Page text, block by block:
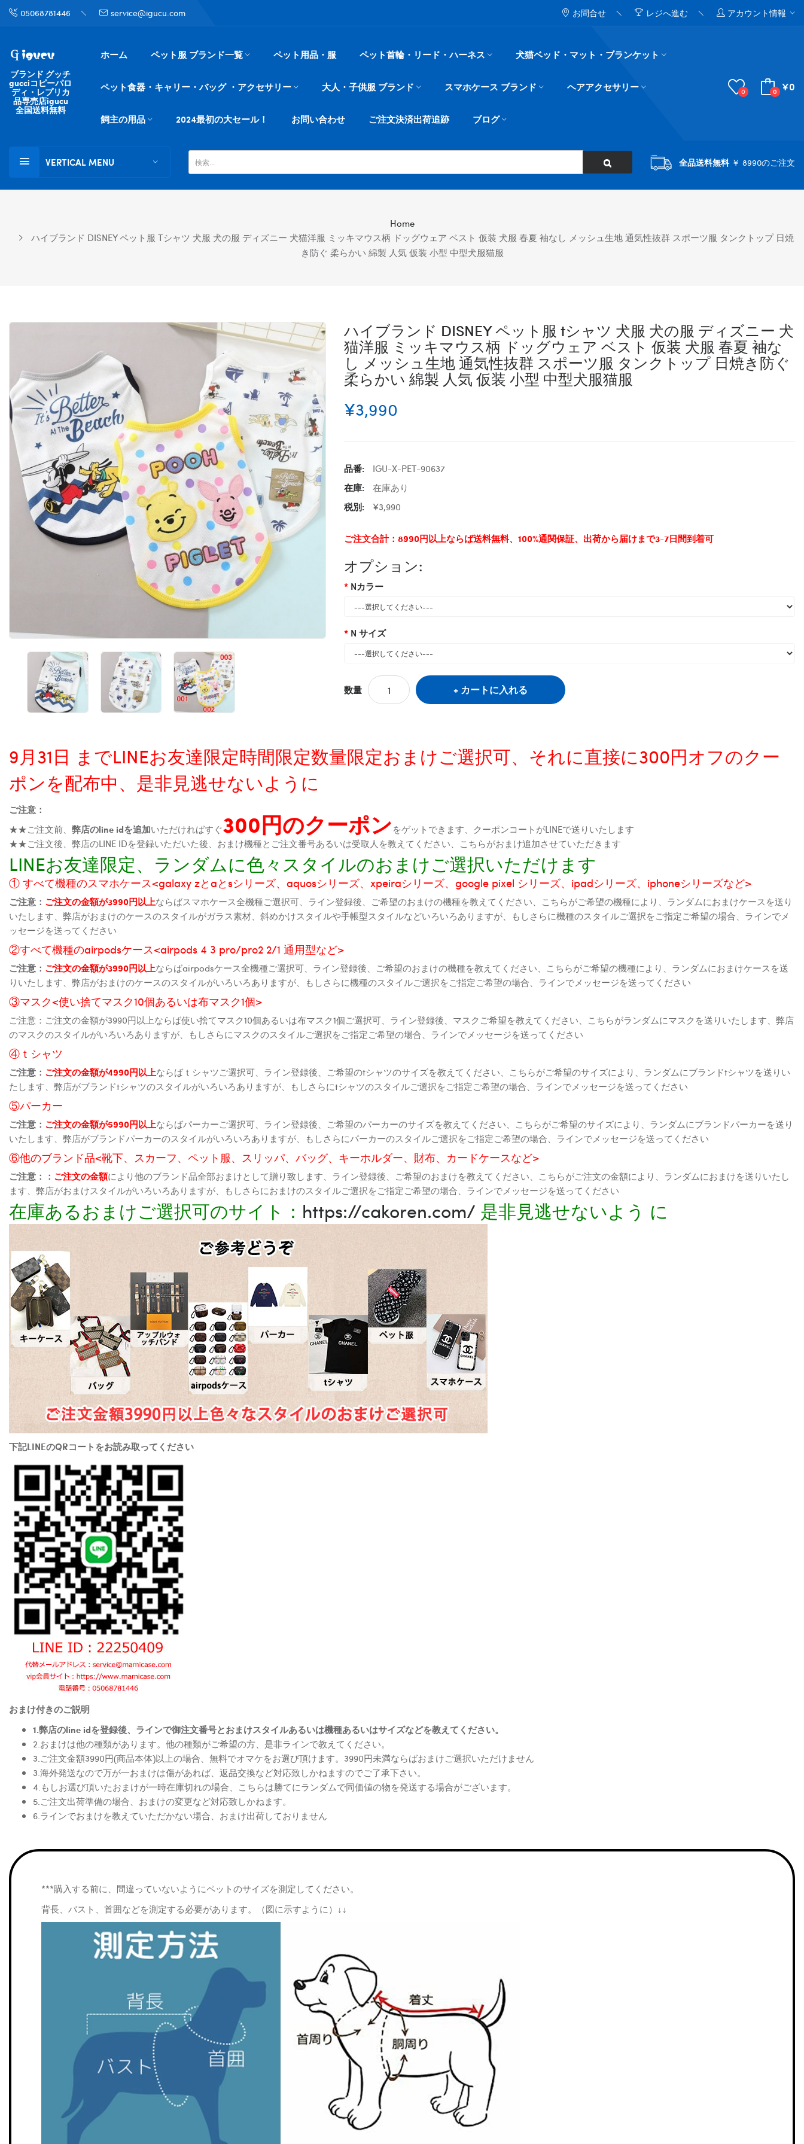
05068781446 service@igucu.com お問合せ レジへ進む アカウント情報
ブランド グッチ
gucciコピーパロ
ディ・レプリカ
品専売店igucu
全国送料無料
ホーム ペット服 ブランド一覧 ペット用品・服 ペット首輪・リード・ハーネス 犬猫ベッド・マット・ブランケット
ペット食器・キャリー・バッグ ・アクセサリー 大人・子供服 ブランド スマホケース ブランド ヘアアクセサリー
飼主の用品 2024最初の大セール！ お問い合わせ ご注文決済出荷追跡 ブログ
0 0 ¥0
VERTICAL MENU 全品送料無料￥ 8990のご注文
Home
ハイブランド DISNEY ペット服 Tシャツ 犬服 犬の服 ディズニー 犬猫洋服 ミッキマウス柄 ドッグウェア ベスト 仮装 犬服 春夏 袖なし メッシュ生地 通気性抜群 スポーツ服 タンクトップ 日焼
き防ぐ 柔らかい 綿製 人気 仮装 小型 中型犬服猫服
ハイブランド DISNEY ペット服 tシャツ 犬服 犬の服 ディズニー 犬
猫洋服 ミッキマウス柄 ドッグウェア ベスト 仮装 犬服 春夏 袖な
し メッシュ生地 通気性抜群 スポーツ服 タンクトップ 日焼き防ぐ
柔らかい 綿製 人気 仮装 小型 中型犬服猫服
¥3,990
品番:
IGU-X-PET-90637
在庫:
在庫あり
税別:
¥3,990
ご注文合計：8990円以上ならば送料無料、100%通関保証、出荷から届けまで3-7日間到着可
オプション:
Nカラー
N サイズ
数量 カートに入れる
9月31日 までLINEお友達限定時間限定数量限定おまけご選択可、それに直接に300円オフのクー
ポンを配布中、是非見逃せないように
ご注意：
★★ご注文前、 弊店のline idを追加いただければすぐ300円のクーポンをゲットできます、クーポンコートがLINEで送りいたします
★★ご注文後、弊店のLINE IDを登録いただいた後、おまけ機種とご注文番号あるいは受取人を教えてください、こちらがおまけ追加させていただきます
LINEお友達限定、ランダムに色々スタイルのおまけご選択いただけます
① すべて機種のスマホケース<galaxy zとaとsシリーズ、aquosシリーズ、xpeiraシリーズ、google pixel シリーズ、ipadシリーズ、iphoneシリーズなど>
ご注意： ご注文の金額が3990円以上ならばスマホケース全機種ご選択可、ライン登録後、ご希望のおまけの機種を教えてください、こちらがご希望の機種により、ランダムにおまけケースを送り
いたします、弊店がおまけのケースのスタイルがガラス素材、斜めかけスタイルや手帳型スタイルなどいろいろありますが、もしさらに機種のスタイルご選択をご指定ご希望の場合、ラインでメ
ッセージを送ってください
②すべて機種のairpodsケース<airpods 4 3 pro/pro2 2/1 通用型など>
ご注意： ご注文の金額が3990円以上ならばairpodsケース全機種ご選択可、ライン登録後、ご希望のおまけの機種を教えてください、こちらがご希望の機種により、ランダムにおまけケースを送
りいたします、弊店がおまけのケースのスタイルがいろいろありますが、もしさらに機種のスタイルご選択をご指定ご希望の場合、ラインでメッセージを送ってください
③マスク<使い捨てマスク10個あるいは布マスク1個>
ご注意：ご注文の金額が3990円以上ならば使い捨てマスク10個あるいは布マスク1個ご選択可、ライン登録後、マスクご希望を教えてください、こちらがランダムにマスクを送りいたします、弊店
のマスクのスタイルがいろいろありますが、もしさらにマスクのスタイルご選択をご指定ご希望の場合、ラインでメッセージを送ってください
④ｔシャツ
ご注意： ご注文の金額が4990円以上ならばｔシャツご選択可、ライン登録後、ご希望のtシャツのサイズを教えてください、こちらがご希望のサイズにより、ランダムにブランドtシャツを送りい
たします、弊店がブランドtシャツのスタイルがいろいろありますが、もしさらにtシャツのスタイルご選択をご指定ご希望の場合、ラインでメッセージを送ってください
⑤パーカー
ご注意： ご注文の金額が5990円以上ならばパーカーご選択可、ライン登録後、ご希望のパーカーのサイズを教えてください、こちらがご希望のサイズにより、ランダムにブランドパーカーを送り
いたします、弊店がブランドパーカーのスタイルがいろいろありますが、もしさらにパーカーのスタイルご選択をご指定ご希望の場合、ラインでメッセージを送ってください
⑥他のブランド品<靴下、スカーフ、ペット服、スリッパ、バッグ、キーホルダー、財布、カードケースなど>
ご注意：： ご注文の金額により他のブランド品全部おまけとして贈り致します、ライン登録後、ご希望のおまけを教えてください、こちらがご注文の金額により、ランダムにおまけを送りいたし
ます、弊店がおまけスタイルがいろいろありますが、もしさらにおまけのスタイルご選択をご指定ご希望の場合、ラインでメッセージを送ってください
在庫あるおまけご選択可のサイト： https://cakoren.com/ 是非見逃せないよう に
下記LINEのQRコートをお読み取ってください
おまけ付きのご説明
1.弊店のline idを登録後、ラインで御注文番号とおまけスタイルあるいは機種あるいはサイズなどを教えてください。
2.おまけは他の種類があります。他の種類がご希望の方、是非ラインで教えてください。
3.ご注文金額3990円(商品本体)以上の場合、無料でオマケをお選び頂けます。3990円未満ならばおまけご選択いただけません
3.海外発送なので万が一おまけは傷があれば、返品交換など対応致しかねますのでご了承下さい。
4.もしお選び頂いたおまけが一時在庫切れの場合、こちらは勝てにランダムで同価値の物を発送する場合がございます。
5.ご注文出荷準備の場合、おまけの変更など対応致しかねます。
6.ラインでおまけを教えていただかない場合、おまけ出荷しておりません
***購入する前に、間違っていないようにペットのサイズを測定してください。
背長、バスト、首囲などを測定する必要があります。（図に示すように）↓↓